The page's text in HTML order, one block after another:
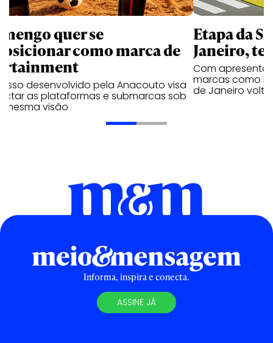
quer se
como marca de
desenvolvido pela Anacouto visa
as plataformas e submarcas sob
mesma visão
Etapa da
Janeiro,
Com
marcas como
de Janeiro
Informa, inspira e conecta.
ASSINE JÁ